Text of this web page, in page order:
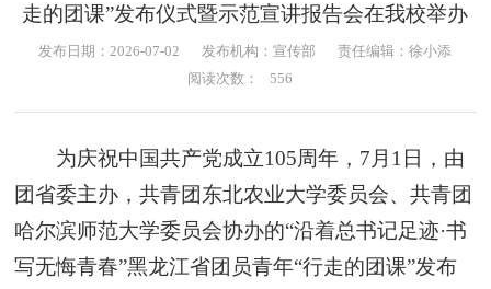
走的团课”发布仪式暨示范宣讲报告会在我校举办
发布日期：2026-07-02 发布机构：宣传部
责任编辑：徐小添
阅读次数：
556
为庆祝中国共产党成立105周年，7月1日，由
团省委主办，共青团东北农业大学委员会、共青团
哈尔滨师范大学委员会协办的“沿着总书记足迹·书
写无悔青春”黑龙江省团员青年“行走的团课”发布